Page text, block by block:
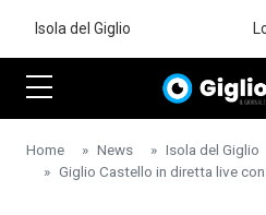
Isola del Giglio
Home News Isola del Giglio
Giglio Castello in diretta live